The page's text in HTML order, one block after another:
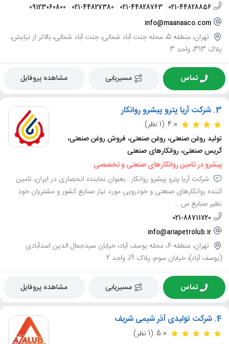
021-44828856
021-44828763
021-44827380
09123060800
info@maanaaco.com
تهران، منطقه 5، محله جنت آباد شمالی، جنت آباد شمالی، بالاتر از نیایش،
پلاک 313، واحد 3
تماس مسیریابی مشاهده پروفایل
3. شرکت آریا پترو پیشرو روانکار
4.0 (1 نظر)
تولید روغن صنعتی، روغن صنعتی، فروش روغن صنعتی،
گریس صنعتی، روانکارهای صنعتی
پیشرو در تامین روانکارهای صنعتی و تخصصی
شرکت آریا پترو پیشرو روانکار : بعنوان نماینده انحصاری در ایران، تامین
کننده روانکارهای صنعتی و خودرویی مورد نیاز صنایع کشور و مشتریان خود
نظیر صنایع س...
021-88711720
info@ariapetrolub.ir
تهران، منطقه 6، محله یوسف آباد، خیابان سیدجمال الدین اسدآبادی
(یوسف آباد)، خیابان سوم، پلاک 19، واحد 2
تماس مسیریابی مشاهده پروفایل
4. شرکت تولیدی آذر شیمی شریف
5.0 (1 نظر)